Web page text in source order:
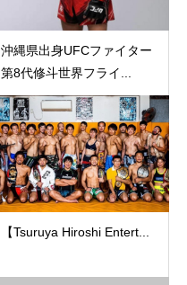
沖縄県出身UFCファイター
第8代修斗世界フライ...
【Tsuruya Hiroshi Entert...